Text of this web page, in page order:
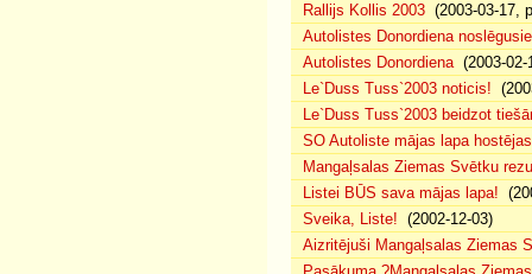
Rallijs Kollis 2003 (2003-03-17,
Autolistes Donordiena
Autolistes Donordiena(2003-02-
Le`Duss Tuss`2003 noticis!
Le`Duss Tuss`2003 beidzot
SO Autoliste mājas lapa
Mangaļsalas Ziemas Svētku
Listei BŪS sava mājas lapa!
Sveika, Liste! (2002-12-03)
Aizritējuši Mangaļsalas Ziemas